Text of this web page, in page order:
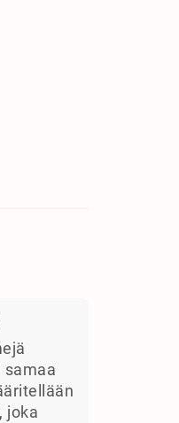
samaa
joka